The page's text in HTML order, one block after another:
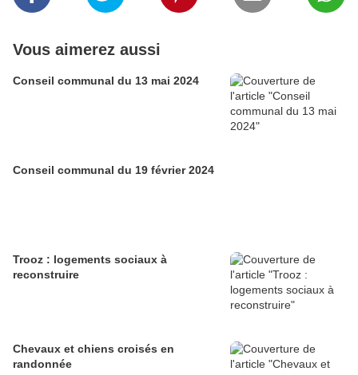
Vous aimerez aussi
Conseil communal du 13 mai 2024
Conseil communal du 19 février 2024
Trooz : logements sociaux à
reconstruire
Chevaux et chiens croisés en
randonnée